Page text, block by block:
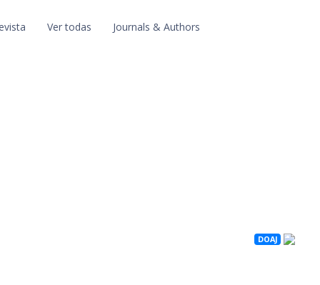
Ver todas Journals & Authors
DOAJ